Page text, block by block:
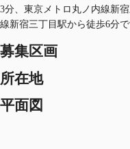
3分、東京メトロ丸ノ内線新
線新宿三丁目駅から徒歩6分で
募集区画
所在地
平面図